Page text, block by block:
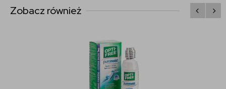
Zobacz również